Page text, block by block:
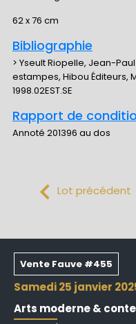
62 x 76 cm
Bibliographie
> Yseult Riopelle, Jean-
estampes, Hibou Éditeurs,
1998.02EST.SE
Rapport de
Annoté 201396 au dos
Lot précédent
Vente Fauve #455
samedi 25 janvier
Arts moderne &